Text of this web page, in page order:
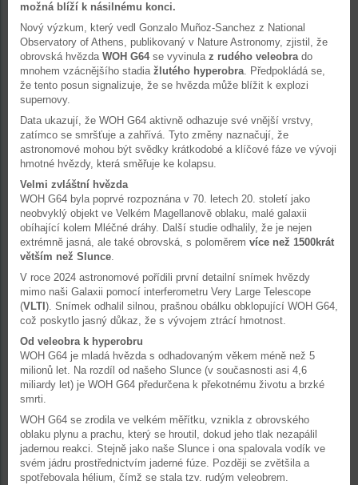
možná blíží k násilnému konci.
Nový výzkum, který vedl Gonzalo Muñoz-Sanchez z National
Observatory of Athens, publikovaný v Nature Astronomy, zjistil, že
obrovská hvězda WOH G64se vyvinula z rudého veleobrado
mnohem vzácnějšího stadia žlutého hyperobra. Předpokládá se,
že tento posun signalizuje, že se hvězda může blížit k explozi
supernovy.
Data ukazují, že WOH G64 aktivně odhazuje své vnější vrstvy,
zatímco se smršťuje a zahřívá. Tyto změny naznačují, že
astronomové mohou být svědky krátkodobé a klíčové fáze ve vývoji
hmotné hvězdy, která směřuje ke kolapsu.
Velmi zvláštní hvězda
WOH G64 byla poprvé rozpoznána v 70. letech 20. století jako
neobvyklý objekt ve Velkém Magellanově oblaku, malé galaxii
obíhající kolem Mléčné dráhy. Další studie odhalily, že je nejen
extrémně jasná, ale také obrovská, s poloměrem více než 1500krát
větším než Slunce.
V roce 2024 astronomové pořídili první detailní snímek hvězdy
mimo naši Galaxii pomocí interferometru Very Large Telescope
(VLTI ). Snímek odhalil silnou, prašnou obálku obklopující WOH G64,
což poskytlo jasný důkaz, že s vývojem ztrácí hmotnost.
Od veleobra k hyperobru
WOH G64 je mladá hvězda s odhadovaným věkem méně než 5
milionů let. Na rozdíl od našeho Slunce (v současnosti asi 4,6
miliardy let) je WOH G64 předurčena k překotnému životu a brzké
smrti.
WOH G64 se zrodila ve velkém měřítku, vznikla z obrovského
oblaku plynu a prachu, který se hroutil, dokud jeho tlak nezapálil
jadernou reakci. Stejně jako naše Slunce i ona spalovala vodík ve
svém jádru prostřednictvím jaderné fúze. Později se zvětšila a
spotřebovala hélium, čímž se stala tzv. rudým veleobrem.